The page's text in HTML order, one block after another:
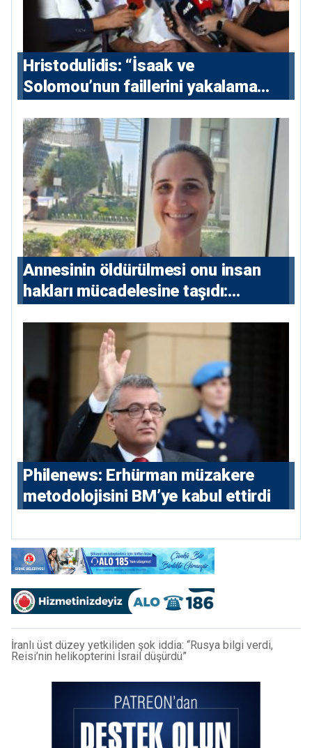
Hristodulidis: “İsaak ve
Solomou’nun faillerini yakalama
ve 5 uluslararası tutuklama emri
çıkarıldı”
Annesinin öldürülmesi onu insan
hakları mücadelesine taşıdı:
hikayesi
Philenews: Erhürman müzakere
metodolojisini BM’ye kabul ettirdi
İranlı üst düzey yetkiliden şok iddia: “Rusya bilgi verdi,
Reisi’nin helikopterini İsrail düşürdü”